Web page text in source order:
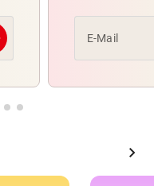
E-Mail
chevron_right